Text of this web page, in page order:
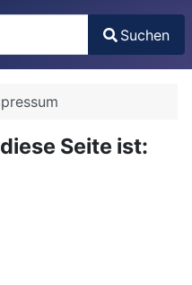
characters for results.
Suchen
Seite ist: